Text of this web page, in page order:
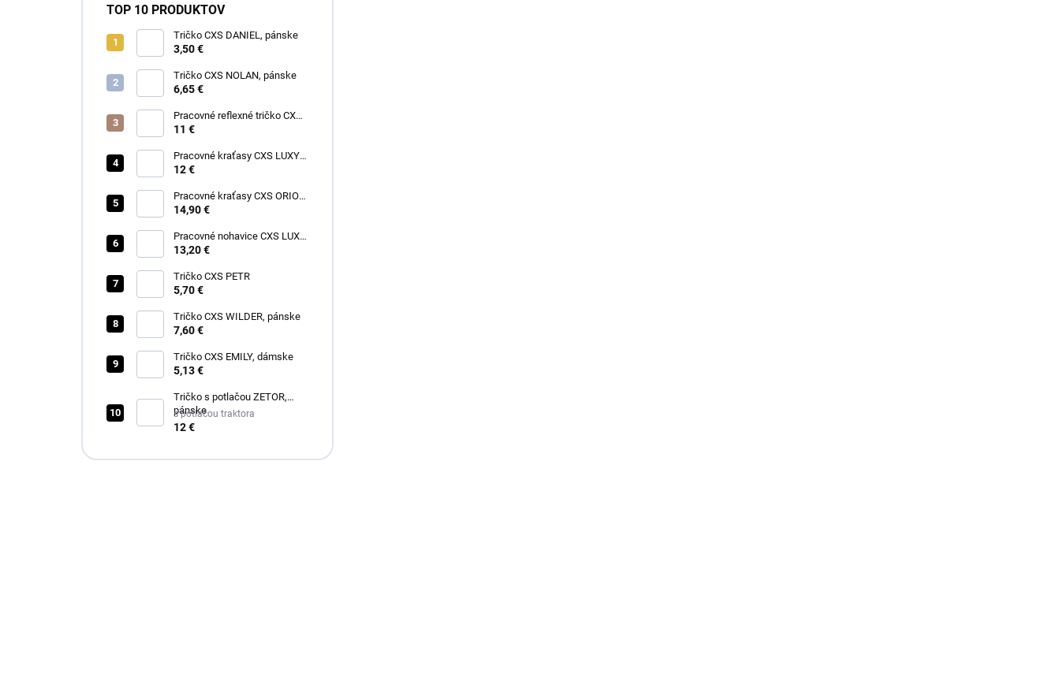
TOP 10 PRODUKTOV
Tričko CXS DANIEL, pánske
3,50 €
Tričko CXS NOLAN, pánske
6,65 €
Pracovné reflexné tričko CXS
EXETER, pánske
11 €
Pracovné kraťasy CXS LUXY
TOMÁŠ, pánske
12 €
Pracovné kraťasy CXS ORION
DAVID, pánske
14,90 €
Pracovné nohavice CXS LUXY
JOSEF, pánske
13,20 €
Tričko CXS PETR
5,70 €
Tričko CXS WILDER, pánske
7,60 €
Tričko CXS EMILY, dámske
5,13 €
Tričko s potlačou ZETOR,
pánske
s potlačou traktora
12 €